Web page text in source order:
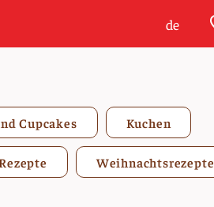
Cupcakes Kuchen
Weihnachtsrezepte
de